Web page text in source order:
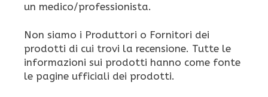
un medico/professionista.
Non siamo i Produttori o Fornitori dei
prodotti di cui trovi la recensione. Tutte le
informazioni sui prodotti hanno come fonte
le pagine ufficiali dei prodotti.